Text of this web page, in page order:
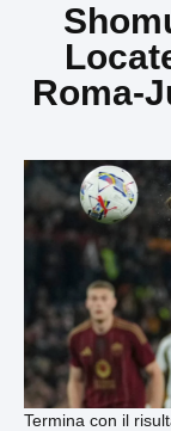
Roma-
Termina con il